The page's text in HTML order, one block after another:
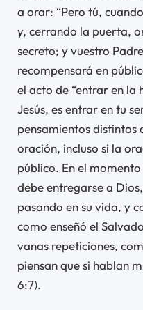
a orar: “Pero tú,
y, cerrando la puerta,
secreto; y vuestro
recompensará en
el acto de “entrar en la
Jesús, es entrar en tu
pensamientos distintos
oración, incluso si la
público. En el
debe entregarse a
pasando en su vida, y
como enseñó el
vanas repeticiones,
piensan que si hablan
6:7).